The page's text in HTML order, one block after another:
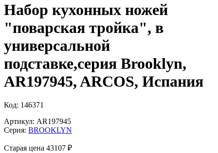
Набор кухонных ножей
"поварская тройка", в
универсальной
подставке,серия Brooklyn,
AR197945, ARCOS, Испания
Код: 146371
Артикул: AR197945
Серия: BROOKLYN
Старая цена 43107 ₽